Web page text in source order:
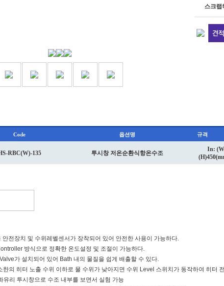
스크랩
Code 옵션명 규격
RBC(W)-135 투시창 저온순환식항온수조
In:
전장치 및 수위레벨센서가 장착되어 있어 안전한 사용이 가능하다.
방식으로 정확한 온도설정 및 조절이 가능하다.
가 설치되어 있어 Bath 내의 물질을 쉽게 배출할 수 있다.
의 히터 노출 수위 이하로 물 수위가 낮아지면 수위 Level 스위치가 동작하여 히터
리 투시창으로 수조 내부를 보면서 실험 가능